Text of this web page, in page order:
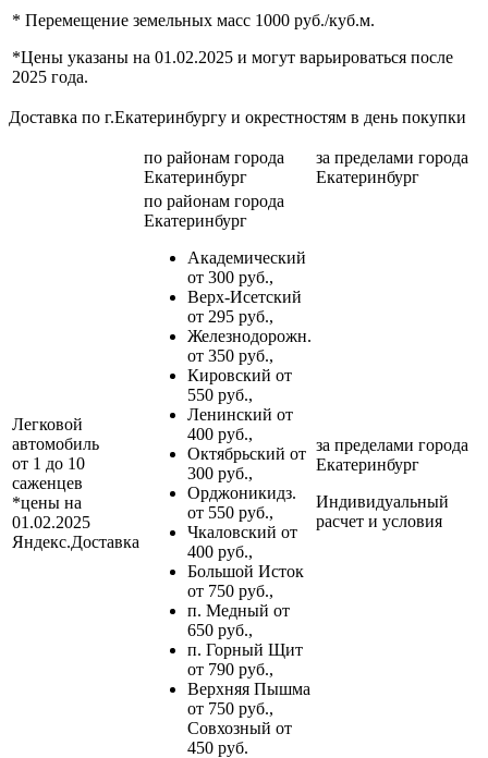
* Перемещение земельных масс 1000 руб./куб.м.
*Цены указаны на 01.02.2025 и могут варьироваться после
2025 года.
Доставка по г.Екатеринбургу и окрестностям в день покупки
по районам города
Екатеринбург
за пределами города
Екатеринбург
Легковой
автомобиль
от 1 до 10
саженцев
*цены на
01.02.2025
Яндекс.Доставка
по районам города
Екатеринбург
Академический
от 300 руб.,
Верх-Исетский
от 295 руб.,
Железнодорожн.
от 350 руб.,
Кировский от
550 руб.,
Ленинский от
400 руб.,
Октябрьский от
300 руб.,
Орджоникидз.
от 550 руб.,
Чкаловский от
400 руб.,
Большой Исток
от 750 руб.,
п. Медный от
650 руб.,
п. Горный Щит
от 790 руб.,
Верхняя Пышма
от 750 руб.,
Совхозный от
450 руб.
за пределами города
Екатеринбург
Индивидуальный
расчет и условия